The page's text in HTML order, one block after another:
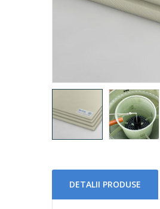
DETALII PRODUSE